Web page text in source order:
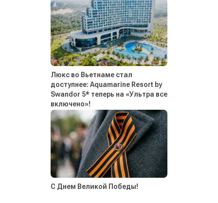
Люкс во Вьетнаме стал
доступнее: Aquamarine Resort by
Swandor 5* теперь на «Ультра все
включено»!
С Днем Великой Победы!